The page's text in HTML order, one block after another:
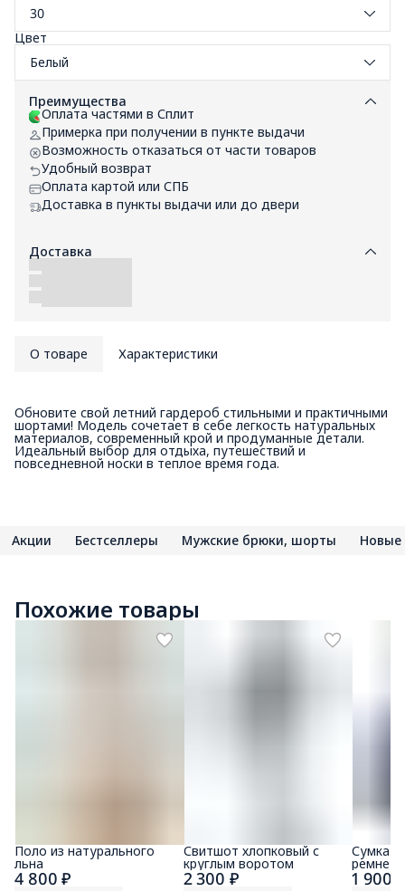
30
Цвет
Белый
Преимущества
Оплата частями в Сплит
Примерка при получении в пункте выдачи
Возможность отказаться от части товаров
Удобный возврат
Оплата картой или СПБ
Доставка в пункты выдачи или до двери
Доставка
О товаре Характеристики
Обновите свой летний гардероб стильными и практичными
шортами! Модель сочетает в себе легкость натуральных
материалов, современный крой и продуманные детали.
Идеальный выбор для отдыха, путешествий и
повседневной носки в теплое время года.
Акции Бестселлеры Мужские брюки, шорты Новые
Похожие товары
4 800 ₽
Поло из натурального
льна
2 300 ₽
Свитшот хлопковый с
круглым воротом
1 900
Сумка
ремне